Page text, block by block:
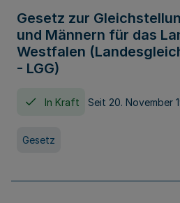
Gesetz zur
und Männern für das
Westfalen
- LGG)
In Kraft Seit 20. November
Gesetz